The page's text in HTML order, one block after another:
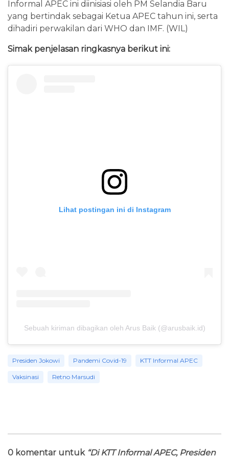
Informal APEC ini diinisiasi oleh PM Selandia Baru
yang bertindak sebagai Ketua APEC tahun ini, serta
dihadiri perwakilan dari WHO dan IMF. (WIL)
Simak penjelasan ringkasnya berikut ini:
Lihat postingan ini di Instagram
Sebuah kiriman dibagikan oleh Arus Baik (@arusbaik.id)
Presiden Jokowi Pandemi Covid-19 KTT Informal APEC
Vaksinasi Retno Marsudi
0 komentar untuk “Di KTT Informal APEC, Presiden